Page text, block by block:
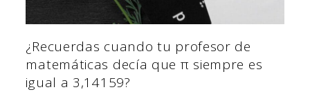
¿Recuerdas cuando tu profesor de
matemáticas decía que π siempre es
igual a 3,14159?